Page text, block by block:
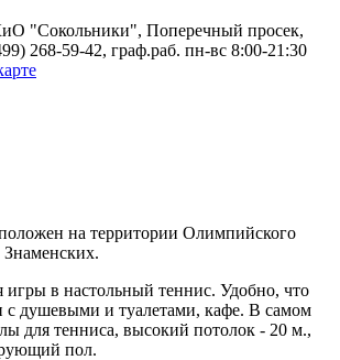
"Сокольники", Поперечный просек,
268-59-42, граф.раб. пн-вс 8:00-21:30
на территории Олимпийского
Знаменских.
игры в настольный теннис. Удобно, что
с душевыми и туалетами, кафе. В самом
для тенниса, высокий потолок - 20 м.,
пол.